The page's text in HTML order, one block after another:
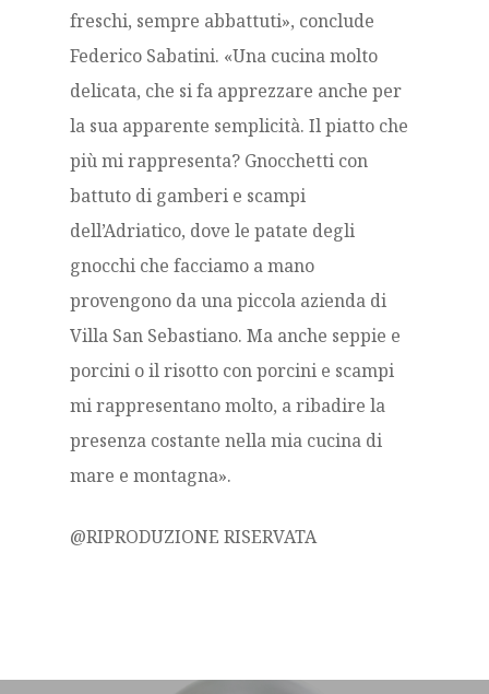
freschi, sempre abbattuti», conclude
Federico Sabatini. «Una cucina molto
delicata, che si fa apprezzare anche per
la sua apparente semplicità. Il piatto che
più mi rappresenta? Gnocchetti con
battuto di gamberi e scampi
dell’Adriatico, dove le patate degli
gnocchi che facciamo a mano
provengono da una piccola azienda di
Villa San Sebastiano. Ma anche seppie e
porcini o il risotto con porcini e scampi
mi rappresentano molto, a ribadire la
presenza costante nella mia cucina di
mare e montagna».
@RIPRODUZIONE RISERVATA